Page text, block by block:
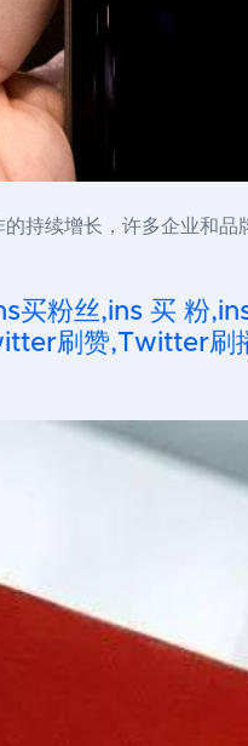
持续增长，许多企业和
买粉丝,ins 买 粉
刷赞,Twitter